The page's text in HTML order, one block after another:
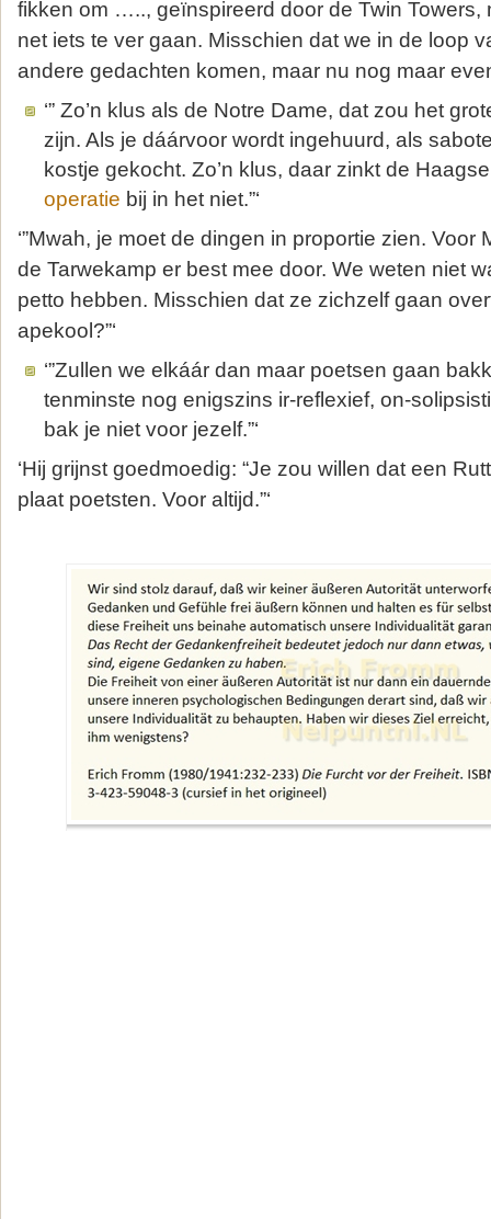
fikken om ….., geïnspireerd door de Twin Towers,
net iets te ver gaan. Misschien dat we in de loop
andere gedachten komen, maar nu nog maar even
‘” Zo’n klus als de Notre Dame, dat zou het
zijn. Als je dáárvoor wordt ingehuurd, als
kostje gekocht. Zo’n klus, daar zinkt de
operatie bij in het niet.”‘
‘”Mwah, je moet de dingen in proportie zien. Voor
de Tarwekamp er best mee door. We weten niet
petto hebben. Misschien dat ze zichzelf gaan
apekool?”‘
‘”Zullen we elkáár dan maar poetsen gaan
tenminste nog enigszins ir-reflexief, on-
bak je niet voor jezelf.”‘
‘Hij grijnst goedmoedig: “Je zou willen dat een
plaat poetsten. Voor altijd.”‘